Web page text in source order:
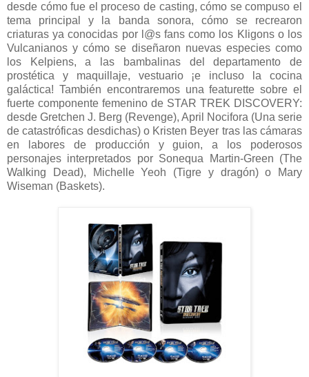
desde cómo fue el proceso de casting, cómo se compuso el
tema principal y la banda sonora, cómo se recrearon
criaturas ya conocidas por l@s fans como los Kligons o los
Vulcanianos y cómo se diseñaron nuevas especies como
los Kelpiens, a las bambalinas del departamento de
prostética y maquillaje, vestuario ¡e incluso la cocina
galáctica! También encontraremos una featurette sobre el
fuerte componente femenino de STAR TREK DISCOVERY:
desde Gretchen J. Berg (Revenge), April Nocifora (Una serie
de catastróficas desdichas) o Kristen Beyer tras las cámaras
en labores de producción y guion, a los poderosos
personajes interpretados por Sonequa Martin-Green (The
Walking Dead), Michelle Yeoh (Tigre y dragón) o Mary
Wiseman (Baskets).